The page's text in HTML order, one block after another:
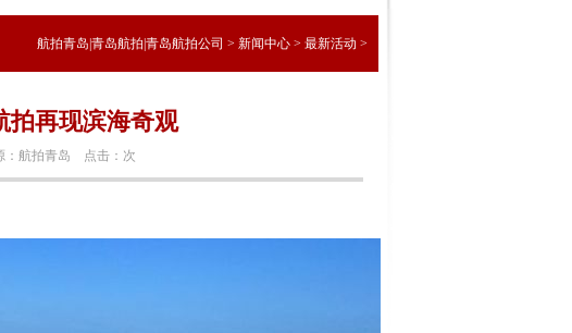
航拍青岛|青岛航拍|青岛航拍公司 > 新闻中心 > 最新活动 >
拍再现滨海奇观
航拍青岛 点击： 次